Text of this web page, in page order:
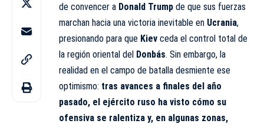
de convencer a Donald Trump de que sus fuerzas
marchan hacia una victoria inevitable en Ucrania,
presionando para que Kiev ceda el control total de
la región oriental del Donbás. Sin embargo, la
realidad en el campo de batalla desmiente ese
optimismo: tras avances a finales del año
pasado, el ejército ruso ha visto cómo su
ofensiva se ralentiza y, en algunas zonas,